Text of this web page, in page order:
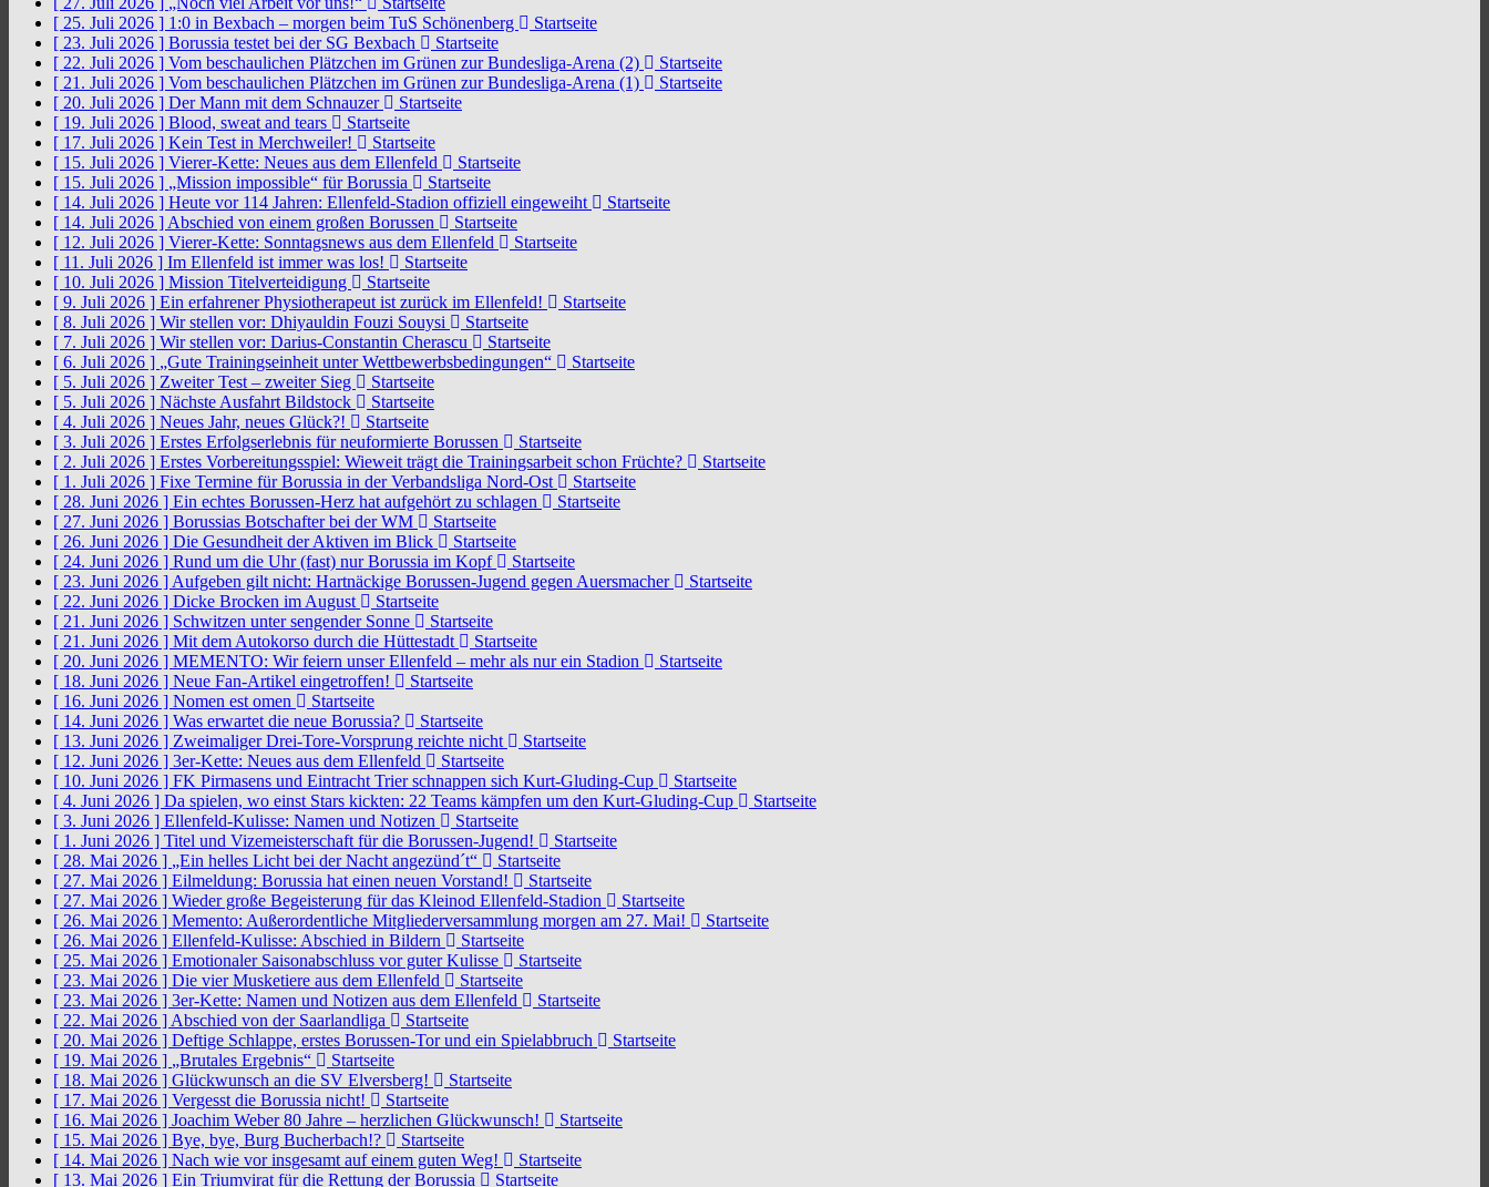
[ 25. Juli 2026 ] 1:0 in Bexbach – morgen beim TuS Schönenberg
Startseite
[ 23. Juli 2026 ] Borussia testet bei der SG Bexbach
Startseite
[ 22. Juli 2026 ] Vom beschaulichen Plätzchen im Grünen zur Bundesliga-Arena (2)
Startseite
[ 21. Juli 2026 ] Vom beschaulichen Plätzchen im Grünen zur Bundesliga-Arena (1)
Startseite
[ 20. Juli 2026 ] Der Mann mit dem Schnauzer
Startseite
[ 19. Juli 2026 ] Blood, sweat and tears
Startseite
[ 17. Juli 2026 ] Kein Test in Merchweiler!
Startseite
[ 15. Juli 2026 ] Vierer-Kette: Neues aus dem Ellenfeld
Startseite
[ 15. Juli 2026 ] „Mission impossible“ für Borussia
Startseite
[ 14. Juli 2026 ] Heute vor 114 Jahren: Ellenfeld-Stadion offiziell eingeweiht
Startseite
[ 14. Juli 2026 ] Abschied von einem großen Borussen
Startseite
[ 12. Juli 2026 ] Vierer-Kette: Sonntagsnews aus dem Ellenfeld
Startseite
[ 11. Juli 2026 ] Im Ellenfeld ist immer was los!
Startseite
[ 10. Juli 2026 ] Mission Titelverteidigung
Startseite
[ 9. Juli 2026 ] Ein erfahrener Physiotherapeut ist zurück im Ellenfeld!
Startseite
[ 8. Juli 2026 ] Wir stellen vor: Dhiyauldin Fouzi Souysi
Startseite
[ 7. Juli 2026 ] Wir stellen vor: Darius-Constantin Cherascu
Startseite
[ 6. Juli 2026 ] „Gute Trainingseinheit unter Wettbewerbsbedingungen“
Startseite
[ 5. Juli 2026 ] Zweiter Test – zweiter Sieg
Startseite
[ 5. Juli 2026 ] Nächste Ausfahrt Bildstock
Startseite
[ 4. Juli 2026 ] Neues Jahr, neues Glück?!
Startseite
[ 3. Juli 2026 ] Erstes Erfolgserlebnis für neuformierte Borussen
Startseite
[ 2. Juli 2026 ] Erstes Vorbereitungsspiel: Wieweit trägt die Trainingsarbeit schon Früchte?
Startseite
[ 1. Juli 2026 ] Fixe Termine für Borussia in der Verbandsliga Nord-Ost
Startseite
[ 28. Juni 2026 ] Ein echtes Borussen-Herz hat aufgehört zu schlagen
Startseite
[ 27. Juni 2026 ] Borussias Botschafter bei der WM
Startseite
[ 26. Juni 2026 ] Die Gesundheit der Aktiven im Blick
Startseite
[ 24. Juni 2026 ] Rund um die Uhr (fast) nur Borussia im Kopf
Startseite
[ 23. Juni 2026 ] Aufgeben gilt nicht: Hartnäckige Borussen-Jugend gegen Auersmacher
Startseite
[ 22. Juni 2026 ] Dicke Brocken im August
Startseite
[ 21. Juni 2026 ] Schwitzen unter sengender Sonne
Startseite
[ 21. Juni 2026 ] Mit dem Autokorso durch die Hüttestadt
Startseite
[ 20. Juni 2026 ] MEMENTO: Wir feiern unser Ellenfeld – mehr als nur ein Stadion
Startseite
[ 18. Juni 2026 ] Neue Fan-Artikel eingetroffen!
Startseite
[ 16. Juni 2026 ] Nomen est omen
Startseite
[ 14. Juni 2026 ] Was erwartet die neue Borussia?
Startseite
[ 13. Juni 2026 ] Zweimaliger Drei-Tore-Vorsprung reichte nicht
Startseite
[ 12. Juni 2026 ] 3er-Kette: Neues aus dem Ellenfeld
Startseite
[ 10. Juni 2026 ] FK Pirmasens und Eintracht Trier schnappen sich Kurt-Gluding-Cup
Startseite
[ 4. Juni 2026 ] Da spielen, wo einst Stars kickten: 22 Teams kämpfen um den Kurt-Gluding-Cup
Startseite
[ 3. Juni 2026 ] Ellenfeld-Kulisse: Namen und Notizen
Startseite
[ 1. Juni 2026 ] Titel und Vizemeisterschaft für die Borussen-Jugend!
Startseite
[ 28. Mai 2026 ] „Ein helles Licht bei der Nacht angezünd´t“
Startseite
[ 27. Mai 2026 ] Eilmeldung: Borussia hat einen neuen Vorstand!
Startseite
[ 27. Mai 2026 ] Wieder große Begeisterung für das Kleinod Ellenfeld-Stadion
Startseite
[ 26. Mai 2026 ] Memento: Außerordentliche Mitgliederversammlung morgen am 27. Mai!
Startseite
[ 26. Mai 2026 ] Ellenfeld-Kulisse: Abschied in Bildern
Startseite
[ 25. Mai 2026 ] Emotionaler Saisonabschluss vor guter Kulisse
Startseite
[ 23. Mai 2026 ] Die vier Musketiere aus dem Ellenfeld
Startseite
[ 23. Mai 2026 ] 3er-Kette: Namen und Notizen aus dem Ellenfeld
Startseite
[ 22. Mai 2026 ] Abschied von der Saarlandliga
Startseite
[ 20. Mai 2026 ] Deftige Schlappe, erstes Borussen-Tor und ein Spielabbruch
Startseite
[ 19. Mai 2026 ] „Brutales Ergebnis“
Startseite
[ 18. Mai 2026 ] Glückwunsch an die SV Elversberg!
Startseite
[ 17. Mai 2026 ] Vergesst die Borussia nicht!
Startseite
[ 16. Mai 2026 ] Joachim Weber 80 Jahre – herzlichen Glückwunsch!
Startseite
[ 15. Mai 2026 ] Bye, bye, Burg Bucherbach!?
Startseite
[ 14. Mai 2026 ] Nach wie vor insgesamt auf einem guten Weg!
Startseite
[ 13. Mai 2026 ] Ein Triumvirat für die Rettung der Borussia
Startseite